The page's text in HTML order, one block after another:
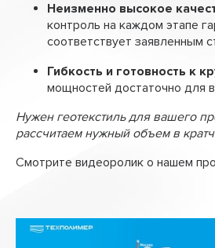
Неизменно высокое
контроль на каждом этапе
соответствует заявленным
Гибкость и готовность к
мощностей достаточно для
Нужен геотекстиль для вашего
рассчитаем нужный объем в
Смотрите видеоролик о нашем